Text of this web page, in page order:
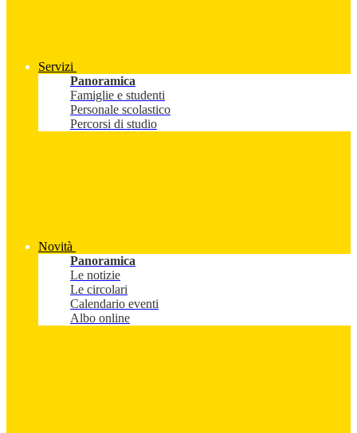
Servizi
Panoramica
Famiglie e studenti
Personale scolastico
Percorsi di studio
Novità
Panoramica
Le notizie
Le circolari
Calendario eventi
Albo online